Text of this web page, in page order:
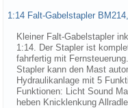
1:14 Falt-Gabelstapler
Kleiner Falt-Gabelstapler
1:14. Der Stapler ist
fahrfertig mit
Stapler kann den Mast
Hydraulikanlage mit 5
Funktionen: Licht Sound
heben Knicklenkung